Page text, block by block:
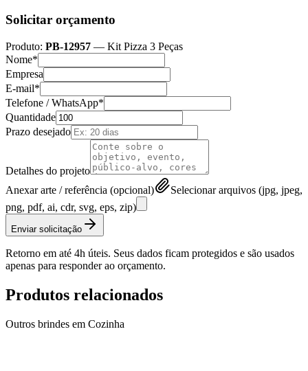
Solicitar orçamento
Produto: PB-12957 — Kit Pizza 3 Peças
Nome*
Empresa
E-mail*
Telefone / WhatsApp*
Quantidade
Prazo desejado
Detalhes do projeto
Anexar arte / referência (opcional)
Selecionar arquivos (jpg, jpeg,
png, pdf, ai, cdr, svg, eps, zip)
Enviar solicitação
Retorno em até 4h úteis. Seus dados ficam protegidos e são usados
apenas para responder ao orçamento.
Produtos relacionados
Outros brindes em Cozinha